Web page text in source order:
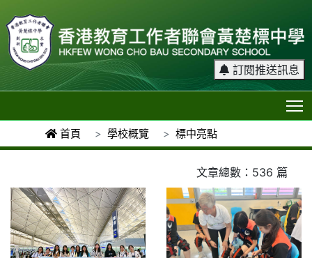
訂閱推送訊息
首頁 學校概覽 標中亮點
文章總數：536 篇